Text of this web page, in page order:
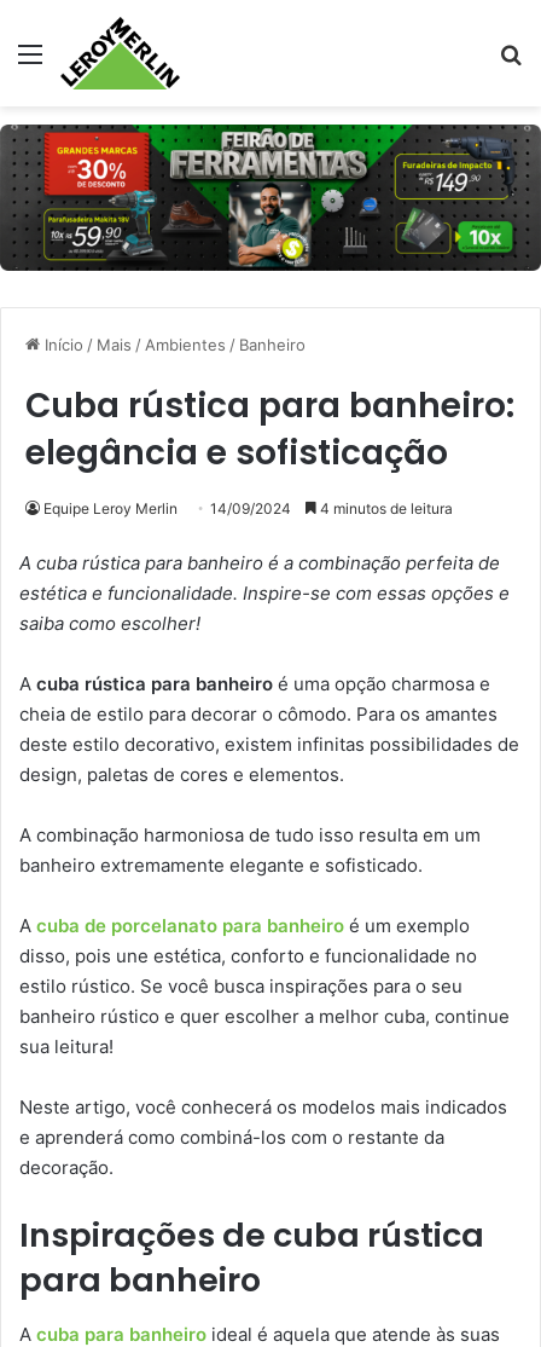
Menu
Início / Mais /Ambientes / Banheiro
Cuba rústica para banheiro:
elegância e sofisticação
Equipe Leroy Merlin 14/09/2024 4 minutos de leitura
A cuba rústica para banheiro é a combinação perfeita de
estética e funcionalidade. Inspire-se com essas opções e
saiba como escolher!
A cuba rústica para banheiro é uma opção charmosa e
cheia de estilo para decorar o cômodo. Para os amantes
deste estilo decorativo, existem infinitas possibilidades de
design, paletas de cores e elementos.
A combinação harmoniosa de tudo isso resulta em um
banheiro extremamente elegante e sofisticado.
A cuba de porcelanato para banheiro é um exemplo
disso, pois une estética, conforto e funcionalidade no
estilo rústico. Se você busca inspirações para o seu
banheiro rústico e quer escolher a melhor cuba, continue
sua leitura!
Neste artigo, você conhecerá os modelos mais indicados
e aprenderá como combiná-los com o restante da
decoração.
Inspirações de cuba rústica
para banheiro
A cuba para banheiro ideal é aquela que atende às suas